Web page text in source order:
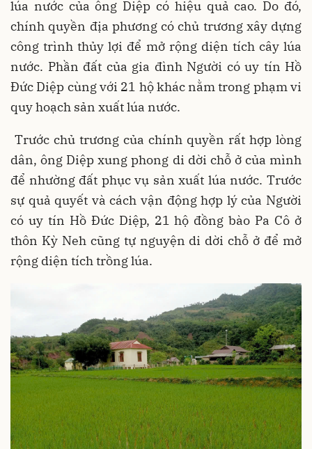
lúa nước của ông Diệp có hiệu quả cao. Do đó,
chính quyền địa phương có chủ trương xây dựng
công trình thủy lợi để mở rộng diện tích cây lúa
nước. Phần đất của gia đình Người có uy tín Hồ
Đức Diệp cùng với 21 hộ khác nằm trong phạm vi
quy hoạch sản xuất lúa nước.
Trước chủ trương của chính quyền rất hợp lòng
dân, ông Diệp xung phong di dời chỗ ở của mình
để nhường đất phục vụ sản xuất lúa nước. Trước
sự quả quyết và cách vận động hợp lý của Người
có uy tín Hồ Đức Diệp, 21 hộ đồng bào Pa Cô ở
thôn Kỳ Neh cũng tự nguyện di dời chỗ ở để mở
rộng diện tích trồng lúa.